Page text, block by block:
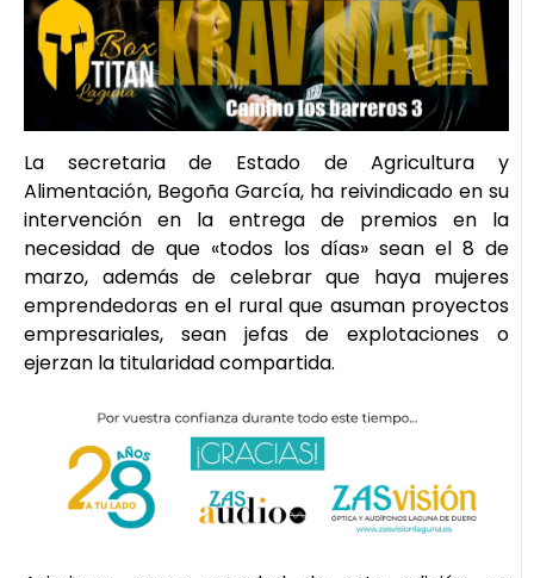
La secretaria de Estado de Agricultura y
Alimentación, Begoña García, ha reivindicado en su
intervención en la entrega de premios en la
necesidad de que «todos los días» sean el 8 de
marzo, además de celebrar que haya mujeres
emprendedoras en el rural que asuman proyectos
empresariales, sean jefas de explotaciones o
ejerzan la titularidad compartida.